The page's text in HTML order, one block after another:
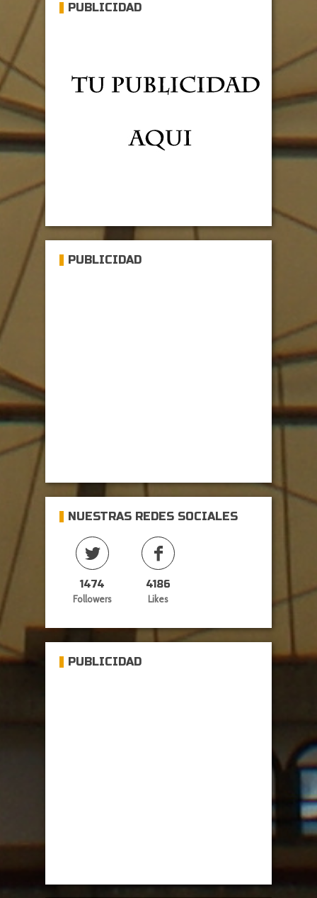
PUBLICIDAD
PUBLICIDAD
NUESTRAS REDES SOCIALES
1474
Followers
4186
Likes
PUBLICIDAD